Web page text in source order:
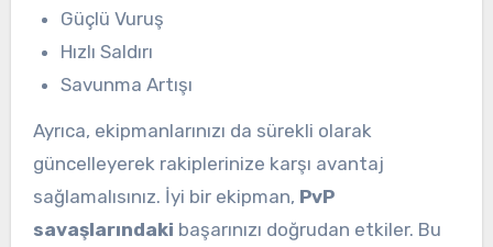
Güçlü Vuruş
Hızlı Saldırı
Savunma Artışı
Ayrıca, ekipmanlarınızı da sürekli olarak
güncelleyerek rakiplerinize karşı avantaj
sağlamalısınız. İyi bir ekipman, PvP
savaşlarındaki başarınızı doğrudan etkiler. Bu